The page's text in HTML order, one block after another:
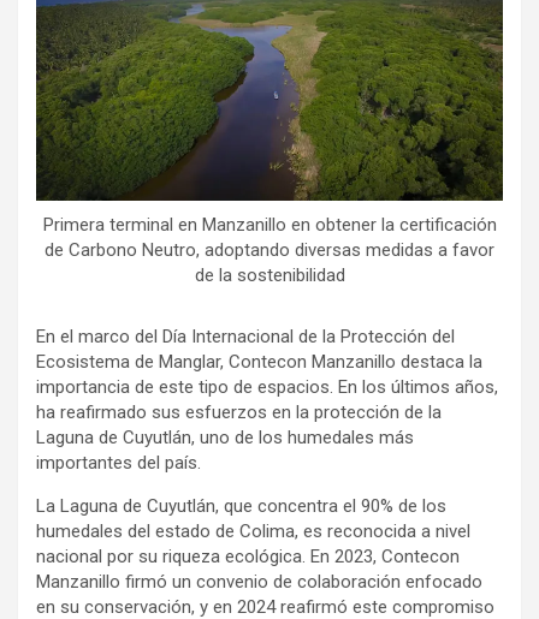
Primera terminal en Manzanillo en obtener la certificación
de Carbono Neutro, adoptando diversas medidas a favor
de la sostenibilidad
En el marco del Día Internacional de la Protección del
Ecosistema de Manglar, Contecon Manzanillo destaca la
importancia de este tipo de espacios. En los últimos años,
ha reafirmado sus esfuerzos en la protección de la
Laguna de Cuyutlán, uno de los humedales más
importantes del país.
La Laguna de Cuyutlán, que concentra el 90% de los
humedales del estado de Colima, es reconocida a nivel
nacional por su riqueza ecológica. En 2023, Contecon
Manzanillo firmó un convenio de colaboración enfocado
en su conservación, y en 2024 reafirmó este compromiso